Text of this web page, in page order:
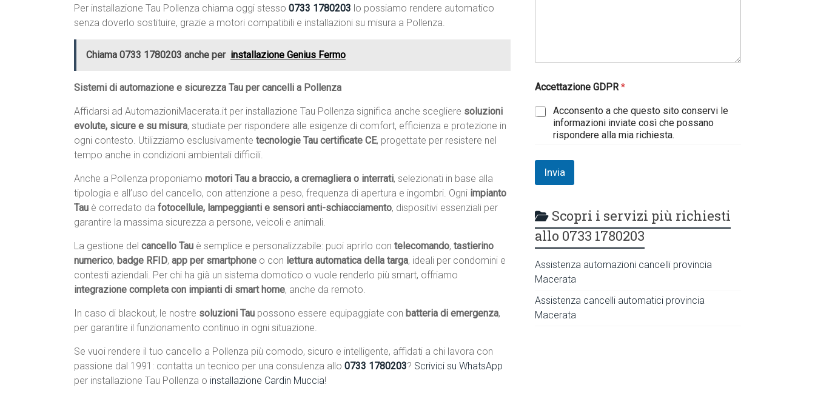
Per installazione Tau Pollenza chiama oggi stesso 0733 1780203 lo possiamo rendere automatico
senza doverlo sostituire, grazie a motori compatibili e installazioni su misura a Pollenza.
Chiama 0733 1780203 anche per installazione Genius Fermo
Sistemi di automazione e sicurezza Tau per cancelli a Pollenza
Affidarsi ad AutomazioniMacerata.it per installazione Tau Pollenza significa anche scegliere soluzioni
evolute, sicure e su misura, studiate per rispondere alle esigenze di comfort, efficienza e protezione in
ogni contesto. Utilizziamo esclusivamente tecnologie Tau certificate CE, progettate per resistere nel
tempo anche in condizioni ambientali difficili.
Anche a Pollenza proponiamo motori Tau a braccio, a cremagliera o interrati, selezionati in base alla
tipologia e all’uso del cancello, con attenzione a peso, frequenza di apertura e ingombri. Ogni impianto
Tau è corredato da fotocellule, lampeggianti e sensori anti-schiacciamento, dispositivi essenziali per
garantire la massima sicurezza a persone, veicoli e animali.
La gestione del cancello Tau è semplice e personalizzabile: puoi aprirlo con telecomando, tastierino
numerico, badge RFID, app per smartphone o con lettura automatica della targa, ideali per condomini e
contesti aziendali. Per chi ha già un sistema domotico o vuole renderlo più smart, offriamo
integrazione completa con impianti di smart home, anche da remoto.
In caso di blackout, le nostre soluzioni Tau possono essere equipaggiate con batteria di emergenza,
per garantire il funzionamento continuo in ogni situazione.
Se vuoi rendere il tuo cancello a Pollenza più comodo, sicuro e intelligente, affidati a chi lavora con
passione dal 1991: contatta un tecnico per una consulenza allo 0733 1780203? Scrivici su WhatsApp
per installazione Tau Pollenza o installazione Cardin Muccia!
e
Accettazione GDPR*
Acconsento a che questo sito conservi le
informazioni inviate così che possano
rispondere alla mia richiesta.
Invia
Scopri i servizi più richiesti
allo 0733 1780203
Assistenza automazioni cancelli provincia
Macerata
Assistenza cancelli automatici provincia
Macerata